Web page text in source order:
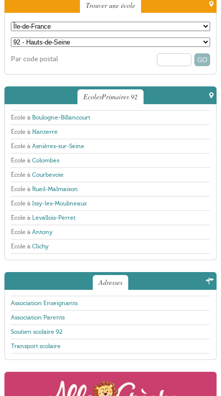
Trouver une école
Par code postal
EcolesPrimaires 92
École à Boulogne-Billancourt
École à Nanterre
École à Asnières-sur-Seine
École à Colombes
École à Courbevoie
École à Rueil-Malmaison
École à Issy-les-Moulineaux
École à Levallois-Perret
École à Antony
École à Clichy
Adresses
Association Enseignants
Association Parents
Soutien scolaire 92
Transport scolaire